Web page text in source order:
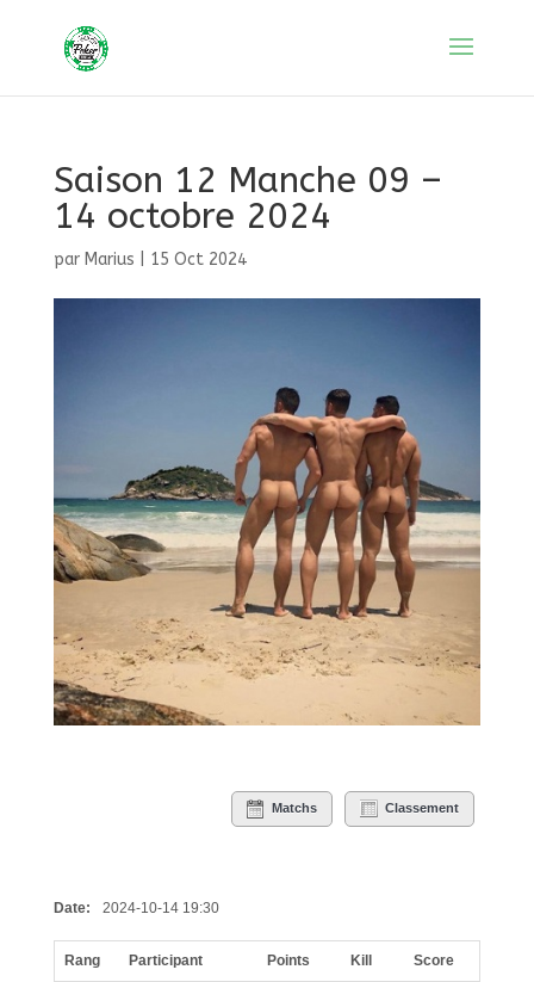
Saison 12 Manche 09 –
14 octobre 2024
par Marius 15 Oct 2024
Matchs Classement
Date: 2024-10-14 19:30
Rang Participant Points Kill Score